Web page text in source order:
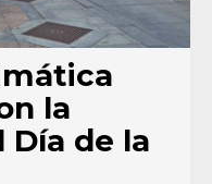
la
Día de la